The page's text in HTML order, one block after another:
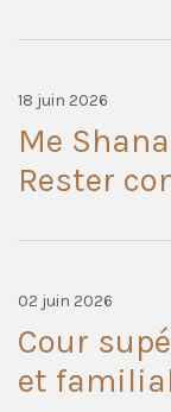
18 juin 2026
Me
Rester
02 juin 2026
Cour
et